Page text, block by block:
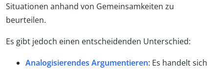
Situationen anhand von Gemeinsamkeiten zu
beurteilen.
Es gibt jedoch einen entscheidenden Unterschied:
Analogisierendes Argumentieren: Es handelt sich